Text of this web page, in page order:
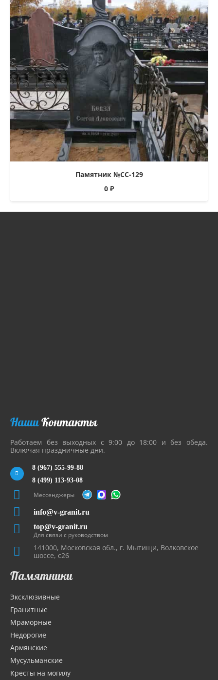
Памятник №СС-129
0 ₽
НашиКонтакты
Работаем без выходных с 9:00 до 18:00 и без обеда.
Включая праздничные дни.
8 (967) 555-99-88
8 (499) 113-93-08
Мессенджеры
info@v-granit.ru
top@v-granit.ru
Для связи с руководством
141000, Московская обл., г. Мытищи, Волковское
шоссе, с26
Памятники
Эксклюзивные
Гранитные
Мраморные
Недорогие
Армянские
Мусульманские
Кресты на могилу